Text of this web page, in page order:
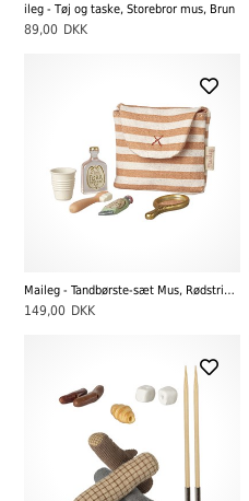
ileg - Tøj og taske, Storebror mus, Brun
89,00 DKK
Maileg - Tandbørste-sæt Mus, Rødstribet
149,00 DKK